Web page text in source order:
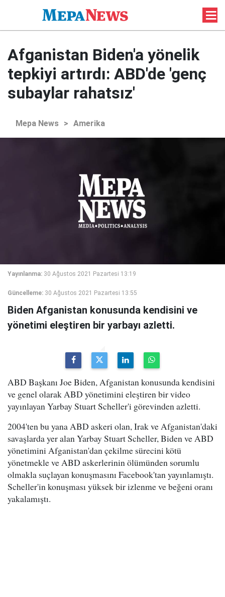
Afganistan Biden'a yönelik
tepkiyi artırdı: ABD'de 'genç
subaylar rahatsız'
Mepa News > Amerika
Yayınlanma: 30 Ağustos 2021 Pazartesi 13:19
Güncelleme: 30 Ağustos 2021 Pazartesi 13:55
Biden Afganistan konusunda kendisini ve
yönetimi eleştiren bir yarbayı azletti.
ABD Başkanı Joe Biden, Afganistan konusunda kendisini
ve genel olarak ABD yönetimini eleştiren bir video
yayınlayan Yarbay Stuart Scheller'i görevinden azletti.
2004'ten bu yana ABD askeri olan, Irak ve Afganistan'daki
savaşlarda yer alan Yarbay Stuart Scheller, Biden ve ABD
yönetimini Afganistan'dan çekilme sürecini kötü
yönetmekle ve ABD askerlerinin ölümünden sorumlu
olmakla suçlayan konuşmasını Facebook'tan yayınlamıştı.
Scheller'in konuşması yüksek bir izlenme ve beğeni oranı
yakalamıştı.